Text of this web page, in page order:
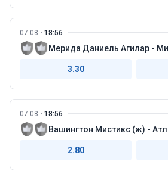
07.08 18:56
Мерида Даниель Агилар -
3.30
07.08 18:56
Вашингтон Мистикс (ж) -
2.80